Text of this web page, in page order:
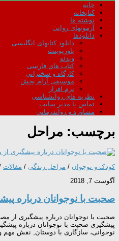
خانه
کتابخانه
نوشته ها
آزمونهای روانی
دانلودها
دانلود کتابهای انگلیسی
پاورپوینت
ویدئو
کتاب های فارسی
کارگاه و سخنرانی
موسیقی آرام بخش
نرم افزار
نظریه های روانشناسی
تماس با مدیر سایت
مشاوره و رواندرمانی
برچسب: مراحل
کودک و نوجوان / مراحل زندگی / مقالات
آگوست 7, 2018
صحبت با نوجوانان درباره
صحبت با نوجوانان درباره پیشگیری از
پيشگيری صحبت با نوجوانان درباره
نوجوانی، سازگاری با دوستان, نقش مهم و